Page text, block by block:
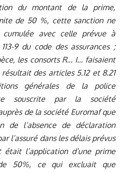
du montant de la prime,
de 50 %, cette sanction ne
avec celle prévue à
9 du code des assurances ;
les consorts R… I… faisaient
résultait des articles 5.12 et 8.21
générales de la police
souscrite par la société
de la société Euromaf que
de l’absence de déclaration
l’assuré dans les délais prévus
était l’application d’une prime
50%, ce qui excluait que